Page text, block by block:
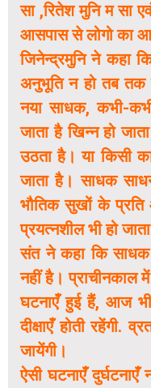
सा ,रितेश मुनि म सा
आसपास से लोगो का
जिनेन्द्रमुनि ने कहा
अनुभूति न हो तब
नया साधक, कभी-
जाता है खिन्न हो
उठता है। या किसी
जाता है। साधक
भौतिक सुखों के प्रति
प्रयत्नशील भी हो
संत ने कहा कि साधक
नहीं है। प्राचीनकाल
घटनाएँ हुई हैं, आज
दीक्षाएँ होती रहेंगी.
जायेंगी।
ऐसी घटनाएँ